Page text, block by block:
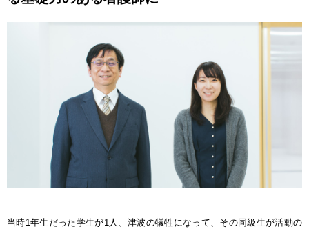
当時1年生だった学生が1人、津波の犠牲になって、その同級生が活動の